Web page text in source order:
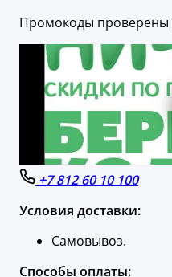
Промокоды проверены
+7 812 60 10 100
Условия доставки:
Самовывоз.
Способы оплаты: